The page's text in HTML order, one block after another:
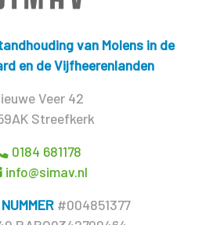
van Molens in de
en de Vijfheerenlanden
Veer 42
Streefkerk
0184 681178
info@simav.nl
#004851377